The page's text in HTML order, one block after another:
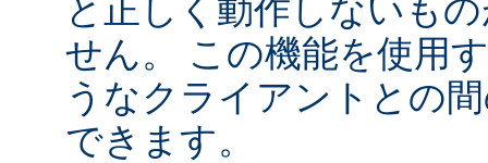
と正しく動作しないも
せん。 この機能を使用
うなクライアントとの
できます。